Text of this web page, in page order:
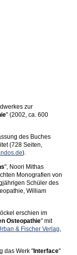
zur
" (2002, ca. 600
des Buches
(728 Seiten,
).
", Noori Mithas
Monografien von
Schüler des
William
erschien im
Osteopathie" mit
& Fischer Verlag,
das Werk " Interface"